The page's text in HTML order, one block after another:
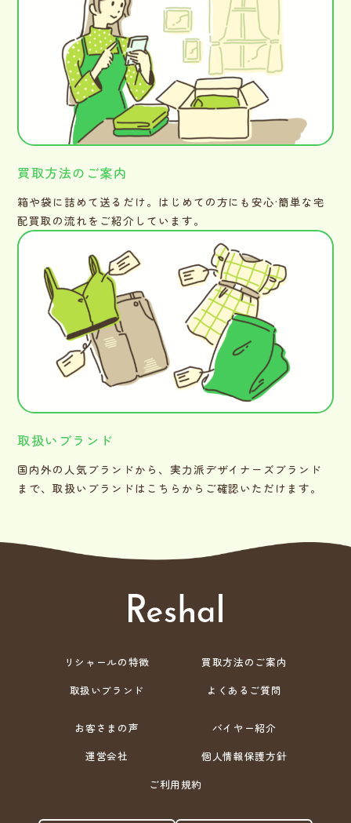
買取方法のご案内
箱や袋に詰めて送るだけ。はじめての方にも安心·簡単な宅
配買取の流れをご紹介しています。
取扱いブランド
国内外の人気ブランドから、実力派デザイナーズブランド
まで、取扱いブランドはこちらからご確認いただけます。
リシャールの特徴
買取方法のご案内
取扱いブランド
よくあるご質問
お客さまの声
バイヤー紹介
運営会社
個人情報保護方針
ご利用規約